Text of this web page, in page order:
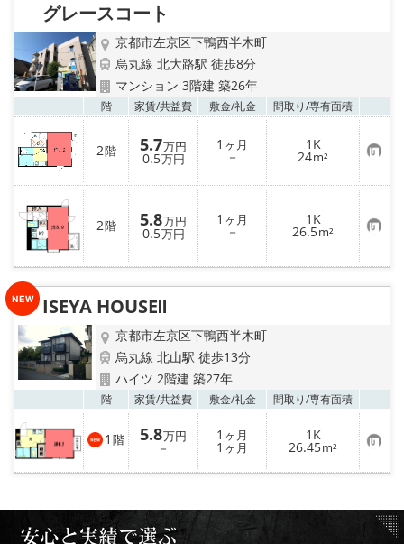
グレースコート
京都市左京区下鴨西半木町
烏丸線 北大路駅 徒歩8分
マンション 3階建 築26年
階 家賃/共益費 敷金/礼金 間取り/専有面積
2階 5.7万円
0.5万円
1 ヶ月
－
1K
24m² お
気
に
入
り
登
録
2階 5.8万円
0.5万円
1 ヶ月
－
1K
26.5m² お
気
に
入
ISEYA HOUSEⅡ
京都市左京区下鴨西半木町
烏丸線 北山駅 徒歩13分
ハイツ 2階建 築27年
階 家賃/共益費 敷金/礼金 間取り/専有面積
1 階 5.8万円
－
1 ヶ月
1 ヶ月
1K
26.45m² お
気
に
登